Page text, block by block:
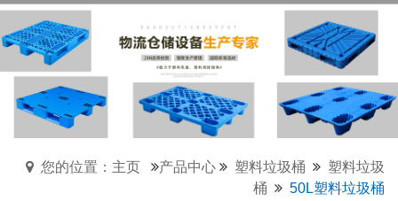
您的位置：主页 产品中心 塑料垃圾桶
塑料垃圾
桶
50L塑料垃圾桶